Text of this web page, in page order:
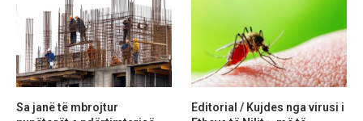
Sa janë të mbrojtur
Editorial / Kujdes nga virusi i